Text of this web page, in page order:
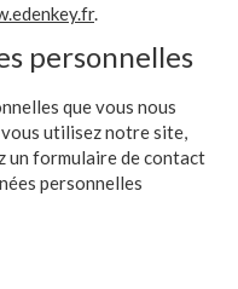
.
personnelles
que vous nous
utilisez notre site,
un formulaire de contact
personnelles